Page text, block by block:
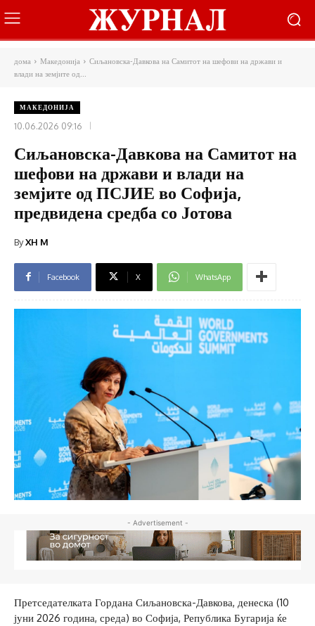
дома Македонија
Сиљановска-Давкова на Самитот на шефови на држави и
влади на земјите од...
МАКЕДОНИЈА
10.06.2026 09:16
Сиљановска-Давкова на Самитот на
шефови на држави и влади на
земјите од ПСЈИЕ во Софија,
предвидена средба со Јотова
ByXH M
Facebook X WhatsApp
- Advertisement -
Претседателката Гордана Сиљановска-Давкова, денеска (10
јуни 2026 година, среда) во Софија, Република Бугарија ќе